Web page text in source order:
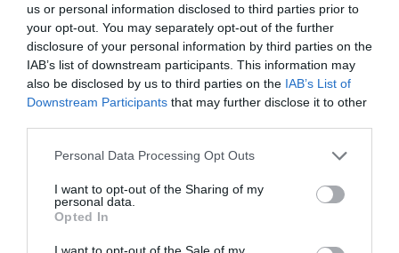
us or personal information disclosed to third parties prior to
your opt-out. You may separately opt-out of the further
disclosure of your personal information by third parties on the
IAB’s list of downstream participants. This information may
also be disclosed by us to third parties on the IAB’s List of
Downstream Participants that may further disclose it to other
Please note that this website/app uses one or more Google
not limited to your visit or usage behaviour. You may click to
grant or deny consent to Google and its third-party tags to
use your data for below specified purposes in below Google
consent section.
Personal Data Processing Opt Outs
I want to opt-out of the Sharing of my
personal data.
Opted In
I want to opt-out of the Sale of my
Para usufruir desta campanha, que decorre até 28
de Novembro, basta aceder ao
sitewww.pestana.come adicionar o código
promocionalBF2023, no momento da reserva. É
também possível fazer reservas através do
contacto telefónico 210 158 100, mencionando o
mesmo código.